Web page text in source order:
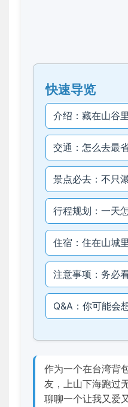
快速导览
介绍：藏在山谷
交通：怎么去最
景点必去：不只
行程规划：一天
住宿：住在山城
注意事项：务必
Q&A：你可能会
作为一个在台湾背
友，上山下海跑过
聊聊一个让我又爱